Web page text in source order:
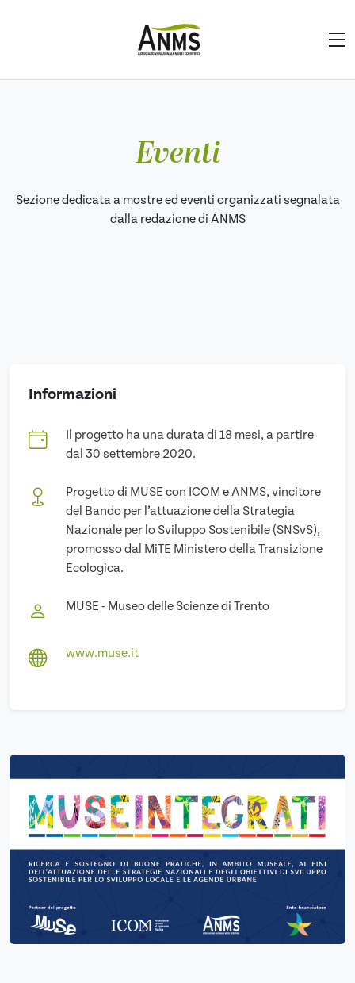
Eventi
Sezione dedicata a mostre ed eventi organizzati segnalata
dalla redazione di ANMS
Informazioni
Il progetto ha una durata di 18 mesi, a partire
dal 30 settembre 2020.
Progetto di MUSE con ICOM e ANMS, vincitore
del Bando per l’attuazione della Strategia
Nazionale per lo Sviluppo Sostenibile (SNSvS),
promosso dal MiTE Ministero della Transizione
Ecologica.
MUSE - Museo delle Scienze di Trento
www.muse.it